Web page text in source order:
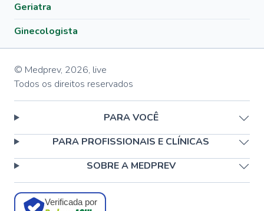
Geriatra
Ginecologista
© Medprev, 2026, live
Todos os direitos reservados
PARA VOCÊ
PARA PROFISSIONAIS E CLÍNICAS
SOBRE A MEDPREV
Verificada por